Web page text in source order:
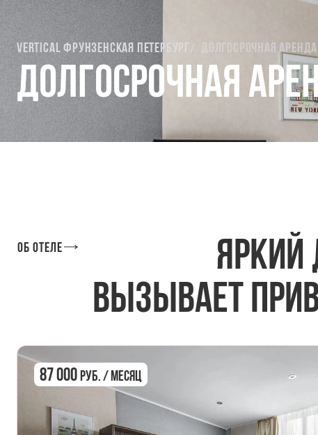
Vertical Фрунзенская Петербург Долгосрочная аренда
Долгосрочная
Об отеле
Яркий
вызывает
87 000 руб. / Месяц